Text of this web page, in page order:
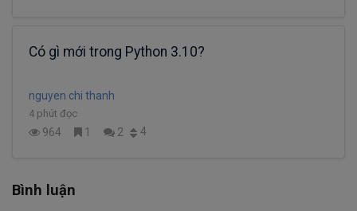
Có gì mới trong Python 3.10?
nguyen chi thanh
4 phút đọc
964 1 2 4
Bình luận